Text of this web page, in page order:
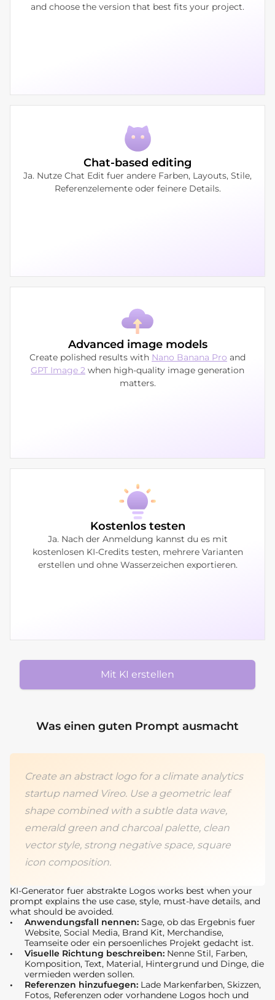
and choose the version that best fits your project.
Chat-based editing
Ja. Nutze Chat Edit fuer andere Farben, Layouts, Stile,
Referenzelemente oder feinere Details.
Advanced image models
Create polished results with Nano Banana Pro and
GPT Image 2 when high-quality image generation
matters.
Kostenlos testen
Ja. Nach der Anmeldung kannst du es mit
kostenlosen KI-Credits testen, mehrere Varianten
erstellen und ohne Wasserzeichen exportieren.
Mit KI erstellen
Was einen guten Prompt ausmacht
Create an abstract logo for a climate analytics
startup named Vireo. Use a geometric leaf
shape combined with a subtle data wave,
emerald green and charcoal palette, clean
vector style, strong negative space, square
icon composition.
KI-Generator fuer abstrakte Logos works best when your
prompt explains the use case, style, must-have details, and
what should be avoided.
Anwendungsfall nennen: Sage, ob das Ergebnis fuer
Website, Social Media, Brand Kit, Merchandise,
Teamseite oder ein persoenliches Projekt gedacht ist.
Visuelle Richtung beschreiben: Nenne Stil, Farben,
Komposition, Text, Material, Hintergrund und Dinge, die
vermieden werden sollen.
Referenzen hinzufuegen: Lade Markenfarben, Skizzen,
Fotos, Referenzen oder vorhandene Logos hoch und